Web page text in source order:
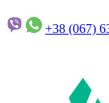
+38 (067)